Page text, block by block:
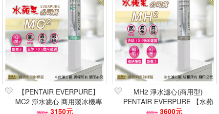
【PENTAIR EVERPURE】
MC2 淨水濾心 商用製冰機專
用｜銀離子抑菌 水蘋果公司貨
3500元 3150元
MH2 淨水濾心(商用型)
PENTAIR EVERPURE 【水蘋
果公司貨】
4000元 3600元